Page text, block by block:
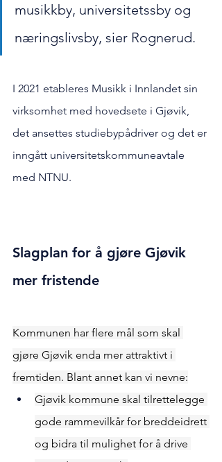
musikkby, universitetssby og
næringslivsby, sier Rognerud.
I 2021 etableres Musikk i Innlandet sin
virksomhet med hovedsete i Gjøvik,
det ansettes studiebypådriver og det er
inngått universitetskommuneavtale
med NTNU.
Slagplan for å gjøre Gjøvik
mer fristende
Kommunen har flere mål som skal
gjøre Gjøvik enda mer attraktivt i
fremtiden. Blant annet kan vi nevne:
Gjøvik kommune skal tilrettelegge
gode rammevilkår for breddeidrett
og bidra til mulighet for å drive